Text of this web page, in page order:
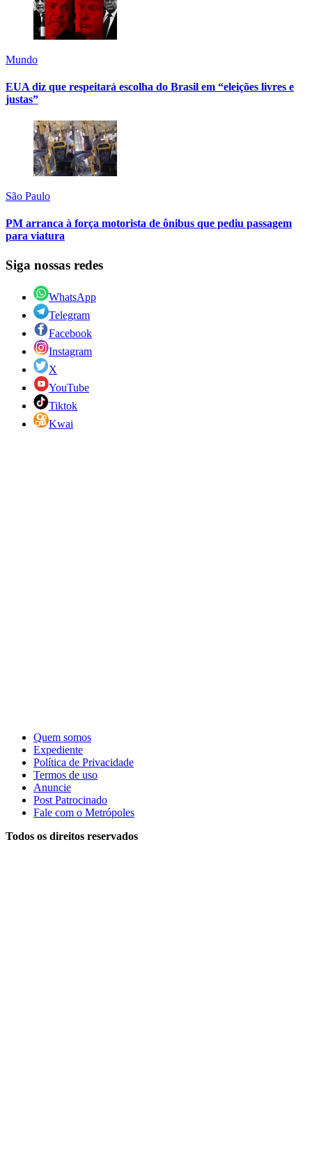
Mundo
EUA diz que respeitará escolha do Brasil em “eleições livres e
justas”
São Paulo
PM arranca à força motorista de ônibus que pediu passagem
para viatura
Siga nossas redes
WhatsApp
Telegram
Facebook
Instagram
X
YouTube
Tiktok
Kwai
Quem somos
Expediente
Política de Privacidade
Termos de uso
Anuncie
Post Patrocinado
Fale com o Metrópoles
Todos os direitos reservados